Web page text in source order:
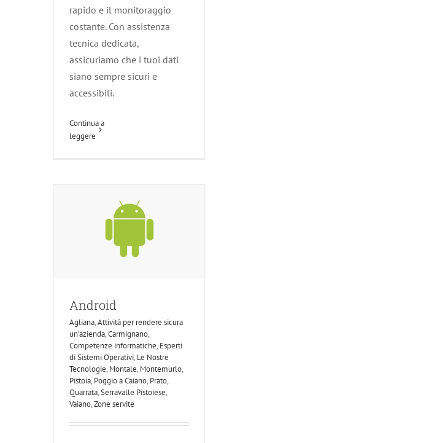
rapido e il monitoraggio
costante. Con assistenza
tecnica dedicata,
assicuriamo che i tuoi dati
siano sempre sicuri e
accessibili.
Continua a
leggere
Android
Agliana
un'azienda
Zone servite
Android
Agliana,Attività per rendere sicura
un'azienda,Carmignano,
Competenze informatiche, Esperti
di Sistemi Operativi, Le Nostre
Tecnologie, Montale, Montemurlo,
Pistoia, Poggio a Caiano, Prato,
Quarrata,Serravalle Pistoiese,
Vaiano,Zone servite